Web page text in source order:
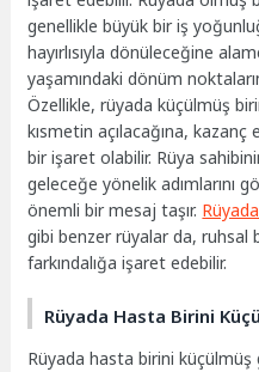
genellikle büyük bir iş
hayırlısıyla dönüleceğine
yaşamındaki dönüm
Özellikle, rüyada küçülmüş
kısmetin açılacağına,
bir işaret olabilir. Rüya
geleceğe yönelik adımlarını
önemli bir mesaj taşır.
gibi benzer rüyalar da, ruhsal
farkındalığa işaret edebilir.
Rüyada Hasta Birini
Rüyada hasta birini küçülmüş